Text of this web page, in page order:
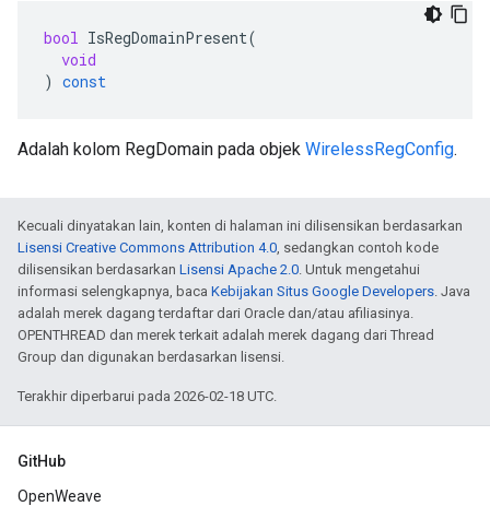
bool IsRegDomainPresent(
void
) const
Adalah kolom RegDomain pada objek WirelessRegConfig.
Kecuali dinyatakan lain, konten di halaman ini dilisensikan berdasarkan
Lisensi Creative Commons Attribution 4.0, sedangkan contoh kode
dilisensikan berdasarkan Lisensi Apache 2.0. Untuk mengetahui
informasi selengkapnya, baca Kebijakan Situs Google Developers. Java
adalah merek dagang terdaftar dari Oracle dan/atau afiliasinya.
OPENTHREAD dan merek terkait adalah merek dagang dari Thread
Group dan digunakan berdasarkan lisensi.
Terakhir diperbarui pada 2026-02-18 UTC.
GitHub
OpenWeave